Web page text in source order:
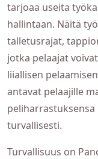
tarjoaa useita
hallintaan. Näitä
talletusrajat,
jotka pelaajat
liiallisen
antavat pelaajille
turvallisesti.
Turvallisuus on